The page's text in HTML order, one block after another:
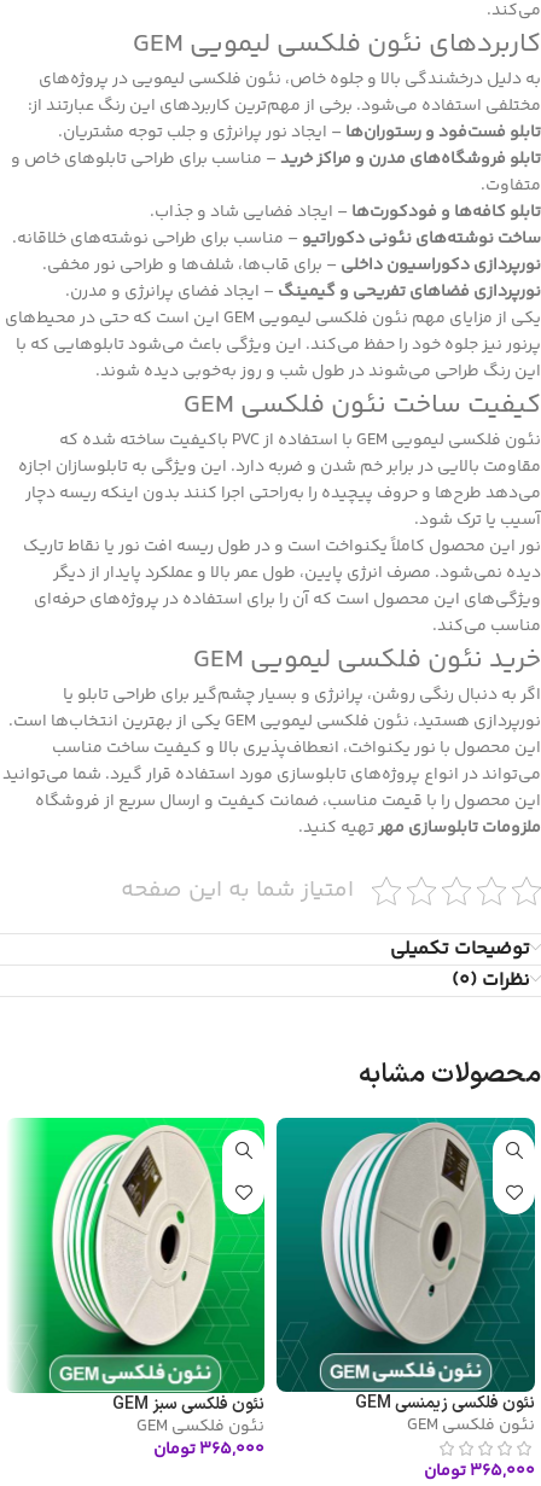
می‌کند.
کاربردهای نئون فلکسی لیمویی GEM
به دلیل درخشندگی بالا و جلوه خاص، نئون فلکسی لیمویی در پروژه‌های
مختلفی استفاده می‌شود. برخی از مهم‌ترین کاربردهای این رنگ عبارتند از:
تابلو فست‌فود و رستوران‌ها – ایجاد نور پرانرژی و جلب توجه مشتریان.
تابلو فروشگاه‌های مدرن و مراکز خرید– مناسب برای طراحی تابلوهای خاص و
متفاوت.
تابلو کافه‌ها و فودکورت‌ها – ایجاد فضایی شاد و جذاب.
ساخت نوشته‌های نئونی دکوراتیو – مناسب برای طراحی نوشته‌های خلاقانه.
نورپردازی دکوراسیون داخلی – برای قاب‌ها، شلف‌ها و طراحی نور مخفی.
نورپردازی فضاهای تفریحی و گیمینگ – ایجاد فضای پرانرژی و مدرن.
یکی از مزایای مهم نئون فلکسی لیمویی GEM این است که حتی در محیط‌های
پرنور نیز جلوه خود را حفظ می‌کند. این ویژگی باعث می‌شود تابلوهایی که با
این رنگ طراحی می‌شوند در طول شب و روز به‌خوبی دیده شوند.
کیفیت ساخت نئون فلکسی GEM
نئون فلکسی لیمویی GEM با استفاده از PVC باکیفیت ساخته شده که
مقاومت بالایی در برابر خم شدن و ضربه دارد. این ویژگی به تابلوسازان اجازه
می‌دهد طرح‌ها و حروف پیچیده را به‌راحتی اجرا کنند بدون اینکه ریسه دچار
آسیب یا ترک شود.
نور این محصول کاملاً یکنواخت است و در طول ریسه افت نور یا نقاط تاریک
دیده نمی‌شود. مصرف انرژی پایین، طول عمر بالا و عملکرد پایدار از دیگر
ویژگی‌های این محصول است که آن را برای استفاده در پروژه‌های حرفه‌ای
مناسب می‌کند.
خرید نئون فلکسی لیمویی GEM
اگر به دنبال رنگی روشن، پرانرژی و بسیار چشم‌گیر برای طراحی تابلو یا
نورپردازی هستید، نئون فلکسی لیمویی GEM یکی از بهترین انتخاب‌ها است.
این محصول با نور یکنواخت، انعطاف‌پذیری بالا و کیفیت ساخت مناسب
می‌تواند در انواع پروژه‌های تابلوسازی مورد استفاده قرار گیرد. شما می‌توانید
این محصول را با قیمت مناسب، ضمانت کیفیت و ارسال سریع از فروشگاه
ملزومات تابلوسازی مهرتهیه کنید.
امتیاز شما به این صفحه
توضیحات تکمیلی
نظرات (0)
محصولات مشابه
نئون فلکسی زیمنسی GEM
نئون فلکسی GEM
۳۶۵,۰۰۰تومان
نئون فلکسی سبز GEM
نئون فلکسی GEM
۳۶۵,۰۰۰تومان